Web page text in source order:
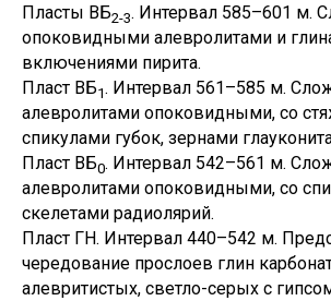
Пласты ВБ2-3. Интервал 585–601 м.
опоковидными алевролитами и
включениями пирита.
Пласт ВБ1 . Интервал 561–585 м.
алевролитами опоковидными, со
спикулами губок, зернами
Пласт ВБ0. Интервал 542–561 м.
алевролитами опоковидными, со
скелетами радиолярий.
Пласт ГН. Интервал 440–542 м.
чередование прослоев глин
алевритистых, светло-серых с